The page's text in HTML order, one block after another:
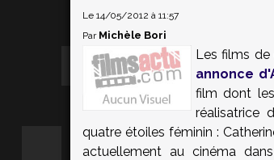
Le 14/05/2012 à 11:57
Par Michèle Bori
Les films de
annonce
film dont
réalisatrice
quatre étoiles féminin :
actuellement au cinéma dans